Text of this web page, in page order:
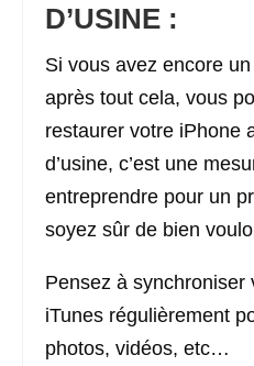
D’USINE :
Si vous avez encore
après tout cela, vous
restaurer votre iPhone
d’usine, c’est une
entreprendre pour un
soyez sûr de bien
Pensez à synchroniser
iTunes régulièrement
photos, vidéos, etc…